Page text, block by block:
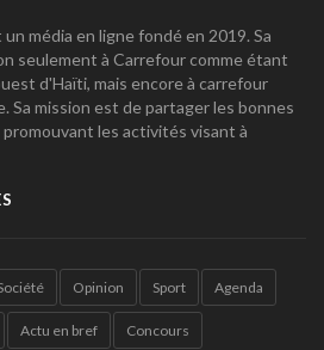
média en ligne fondé en 2019. Sa
seulement à Carrefour comme étant
d'Haïti, mais encore à carrefour
Sa mission est de partager les bonnes
les activités visant à
Opinion Sport Agenda
Actu en bref Concours